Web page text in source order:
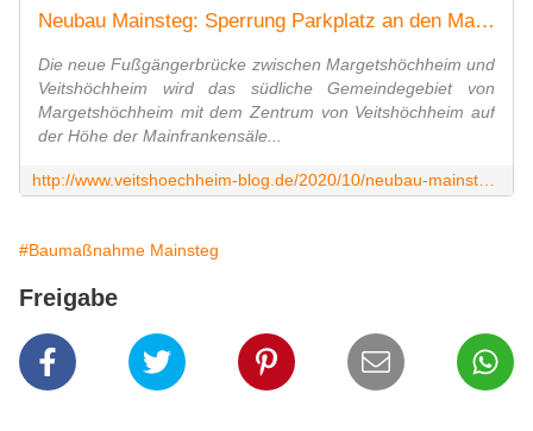
Neubau Mainsteg: Sperrung Parkplatz an den Mainfrankensälen - Ersatzparkplätze werden angelegt - Veitshöchheim News
Die neue Fußgängerbrücke zwischen Margetshöchheim und
Veitshöchheim wird das südliche Gemeindegebiet von
Margetshöchheim mit dem Zentrum von Veitshöchheim auf
der Höhe der Mainfrankensäle...
#Baumaßnahme Mainsteg
Freigabe